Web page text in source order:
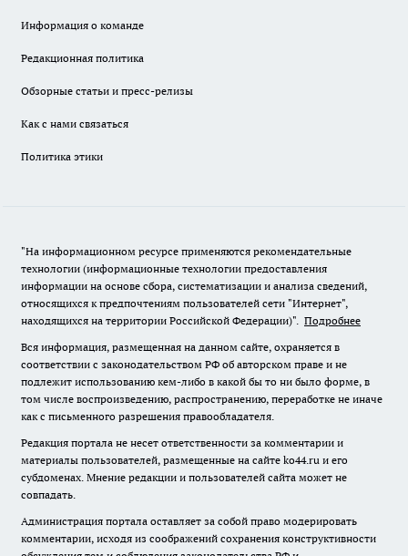
Информация о команде
Редакционная политика
Обзорные статьи и пресс-релизы
Как с нами связаться
Политика этики
"На информационном ресурсе применяются рекомендательные
технологии (информационные технологии предоставления
информации на основе сбора, систематизации и анализа сведений,
относящихся к предпочтениям пользователей сети "Интернет",
находящихся на территории Российской Федерации)". Подробнее
Вся информация, размещенная на данном сайте, охраняется в
соответствии с законодательством РФ об авторском праве и не
подлежит использованию кем-либо в какой бы то ни было форме, в
том числе воспроизведению, распространению, переработке не иначе
как с письменного разрешения правообладателя.
Редакция портала не несет ответственности за комментарии и
материалы пользователей, размещенные на сайте ko44.ru и его
субдоменах. Мнение редакции и пользователей сайта может не
совпадать.
Администрация портала оставляет за собой право модерировать
комментарии, исходя из соображений сохранения конструктивности